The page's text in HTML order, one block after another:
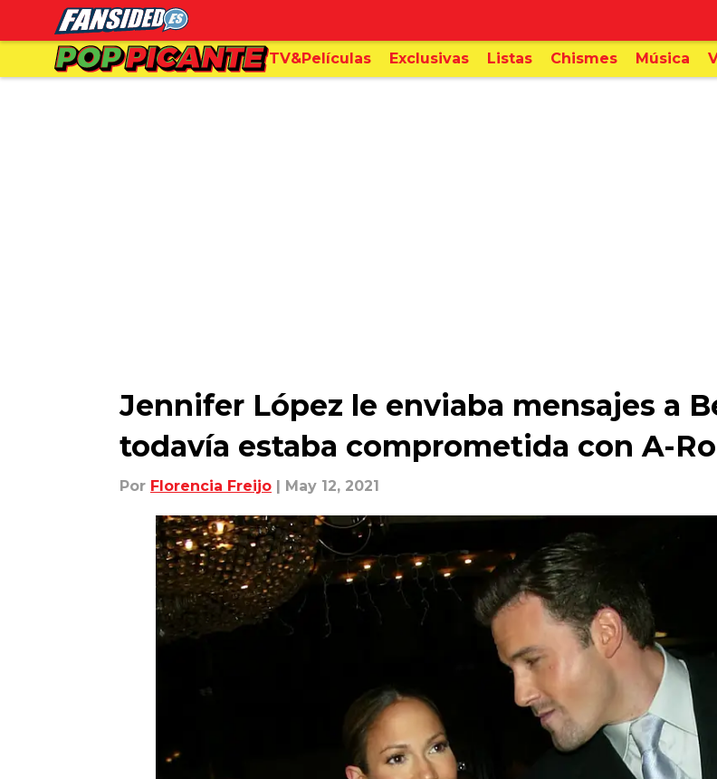
TV&Películas Exclusivas Listas Chismes Música
Jennifer López le enviaba mensajes a
todavía estaba comprometida con A-
Por Florencia Freijo | May 12, 2021